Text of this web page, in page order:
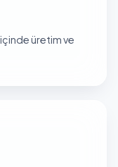
üretim ve